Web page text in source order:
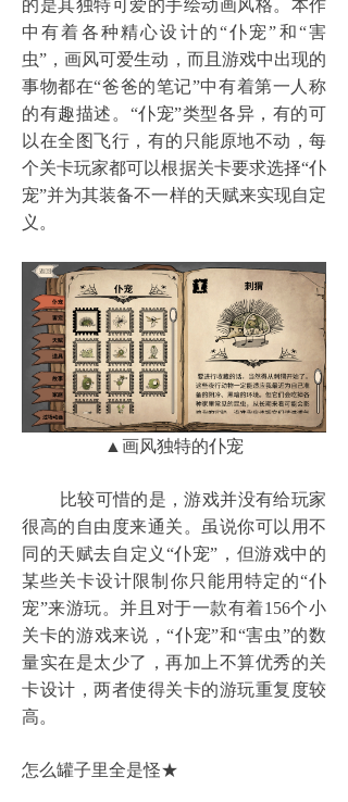
的是其独特可爱的手绘动画风格。本作
中有着各种精心设计的“仆宠”和“害
虫”，画风可爱生动，而且游戏中出现的
事物都在“爸爸的笔记”中有着第一人称
的有趣描述。“仆宠”类型各异，有的可
以在全图飞行，有的只能原地不动，每
个关卡玩家都可以根据关卡要求选择“仆
宠”并为其装备不一样的天赋来实现自定
义。
▲画风独特的仆宠
比较可惜的是，游戏并没有给玩家
很高的自由度来通关。虽说你可以用不
同的天赋去自定义“仆宠”，但游戏中的
某些关卡设计限制你只能用特定的“仆
宠”来游玩。并且对于一款有着156个小
关卡的游戏来说，“仆宠”和“害虫”的数
量实在是太少了，再加上不算优秀的关
卡设计，两者使得关卡的游玩重复度较
高。
怎么罐子里全是怪★